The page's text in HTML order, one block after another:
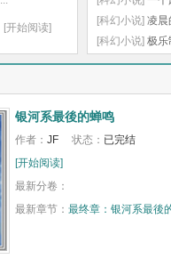
[开始阅读]
[科幻小说] 凌晨
[科幻小说] 极乐
银河系最後的蝉鸣
作者： JF 状态： 已完结
[开始阅读]
最新分卷：
最新章节： 最终章：银河系最後